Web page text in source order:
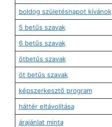
boldog születésnapot kívánok
5 betűs szavak
6 betűs szavak
ötbetűs szavak
öt betűs szavak
képszerkesztő program
háttér eltávolítása
árajánlat minta